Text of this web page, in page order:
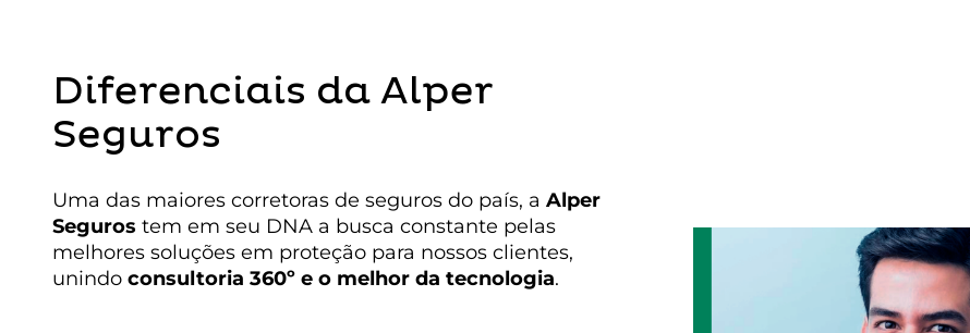
Diferenciais da Alper
Seguros
Uma das maiores corretoras de seguros do país, a Alper
Seguros tem em seu DNA a busca constante pelas
melhores soluções em proteção para nossos clientes,
unindo consultoria 360º e o melhor da tecnologia.